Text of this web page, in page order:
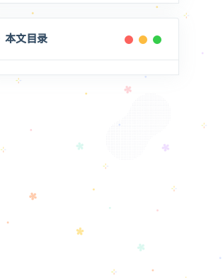
多支持！https://icp.redcha.cn
号放在页脚呀！感谢博主的支持
本文目录